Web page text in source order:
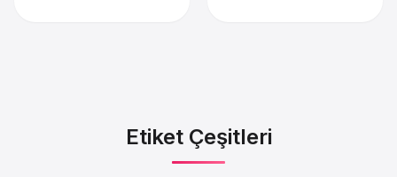
Etiket Çeşitleri